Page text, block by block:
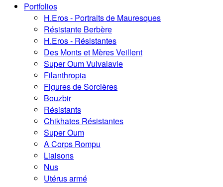
Portfolios
H.Eros - Portraits de Mauresques
Résistante Berbère
H.Eros - Résistantes
Des Monts et Mères Veillent
Super Oum Vulvalavie
Filanthropia
Figures de Sorcières
Bouzbir
Résistants
Chikhates Résistantes
Super Oum
A Corps Rompu
Liaisons
Nus
Utérus armé